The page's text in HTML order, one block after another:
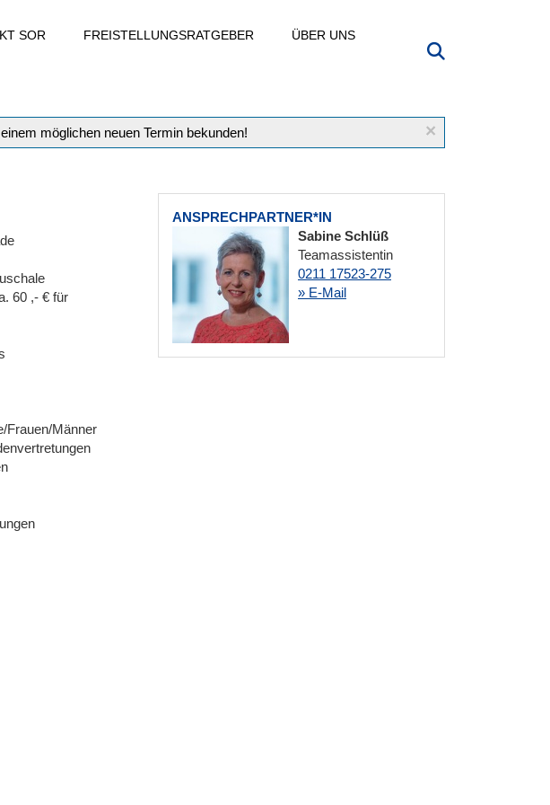
SOR FREISTELLUNGSRATGEBER ÜBER UNS
×
möglichen neuen Termin bekunden!
ANSPRECHPARTNER*IN
Sabine Schlüß
Teamassistentin
0211 17523-275
» E-Mail
60 ,- € für
Frauen/Männer